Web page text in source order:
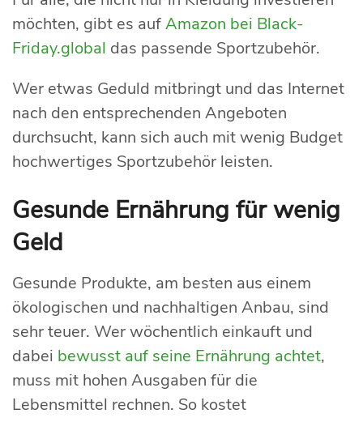
möchten, gibt es aufAmazon bei Black-
Friday.global das passende Sportzubehör.
Wer etwas Geduld mitbringt und das Internet
nach den entsprechenden Angeboten
durchsucht, kann sich auch mit wenig Budget
hochwertiges Sportzubehör leisten.
Gesunde Ernährung für wenig
Geld
Gesunde Produkte, am besten aus einem
ökologischen und nachhaltigen Anbau, sind
sehr teuer. Wer wöchentlich einkauft und
dabei bewusst auf seine Ernährung achtet,
muss mit hohen Ausgaben für die
Lebensmittel rechnen. So kostet